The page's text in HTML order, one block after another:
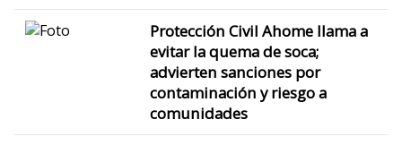
Protección Civil Ahome llama a
evitar la quema de soca;
advierten sanciones por
contaminación y riesgo a
comunidades